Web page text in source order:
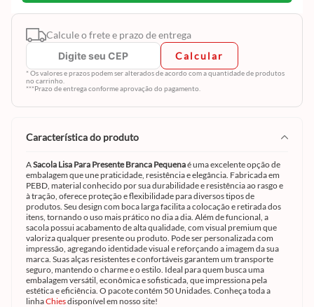
Calcule o frete e prazo de entrega
Calcular
* Os valores e prazos podem ser alterados de acordo com a quantidade de produtos
no carrinho.
***Prazo de entrega conforme aprovação do pagamento.
característica do produto
ASacola Lisa Para Presente Branca Pequenaé uma excelente opção de
embalagem que une praticidade, resistência e elegância. Fabricada em
PEBD, material conhecido por sua durabilidade e resistência ao rasgo e
à tração, oferece proteção e flexibilidade para diversos tipos de
produtos. Seu design com boca larga facilita a colocação e retirada dos
itens, tornando o uso mais prático no dia a dia. Além de funcional, a
sacola possui acabamento de alta qualidade, com visual premium que
valoriza qualquer presente ou produto. Pode ser personalizada com
impressão, agregando identidade visual e reforçando a imagem da sua
marca. Suas alças resistentes e confortáveis garantem um transporte
seguro, mantendo o charme e o estilo. Ideal para quem busca uma
embalagem versátil, econômica e sofisticada, que impressiona pela
estética e eficiência. O pacote contém 50 Unidades. Conheça toda a
linhaChiesdisponível em nosso site!